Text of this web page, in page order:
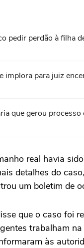
pedir perdão à filha
implora para juiz
que gerou
real havia
detalhes do
um boletim de
que o caso foi
trabalham
às